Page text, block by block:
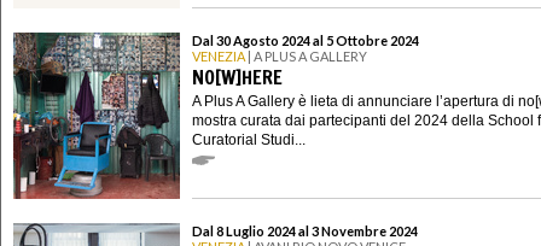
Dal 30 Agosto 2024 al 5 Ottobre 2024
VENEZIA | A PLUS A GALLERY
NO[W]HERE
A Plus A Gallery è lieta di annunciare l’apertura di
mostra curata dai partecipanti del 2024 della School
Curatorial Studi...
Dal 8 Luglio 2024 al 3 Novembre 2024